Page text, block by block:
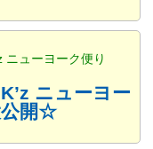
ューヨーク便り
ニューヨー
公開☆